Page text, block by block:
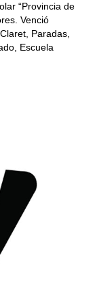
“Provincia de
Venció
Paradas,
Escuela